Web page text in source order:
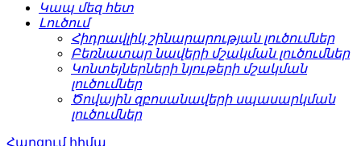
Կապ մեզ հետ
Լուծում
Հիդրավլիկ շինարարության լուծումներ
Բեռնատար նավերի մշակման լուծումներ
Կոնտեյներների նյութերի մշակման
լուծումներ
Ծովային զբոսանավերի սպասարկման
լուծումներ
Հարցում հիմա